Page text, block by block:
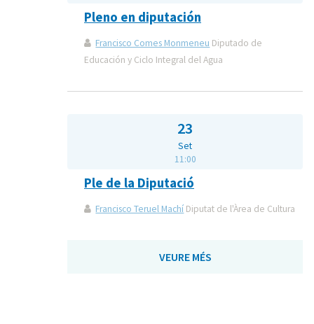
Pleno en diputación
Francisco Comes Monmeneu Diputado de
Educación y Ciclo Integral del Agua
23
Set
11:00
Ple de la Diputació
Francisco Teruel Machí Diputat de l'Àrea de Cultura
VEURE MÉS